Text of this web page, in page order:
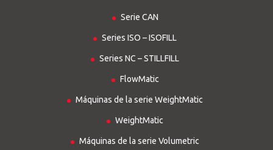
Serie CAN
Series ISO – ISOFILL
Series NC – STILLFILL
FlowMatic
Máquinas de la serie WeightMatic
WeightMatic
Máquinas de la serie Volumetric